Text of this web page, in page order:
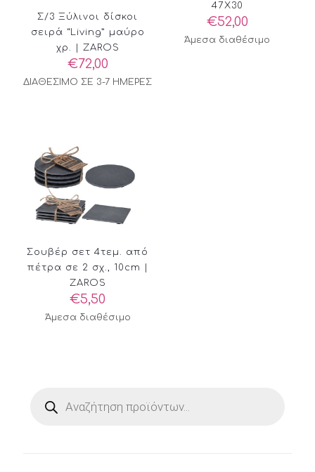
Σ/3 Ξύλινοι δίσκοι
σειρά “Living” μαύρο
χρ. | ZAROS
€72,00
ΔΙΑΘΕΣΙΜΟ ΣΕ 3-7 ΗΜΕΡΕΣ
47X30
€52,00
Άμεσα διαθέσιμο
Σουβέρ σετ 4τεμ. από
πέτρα σε 2 σχ., 10cm |
ZAROS
€5,50
Άμεσα διαθέσιμο
search